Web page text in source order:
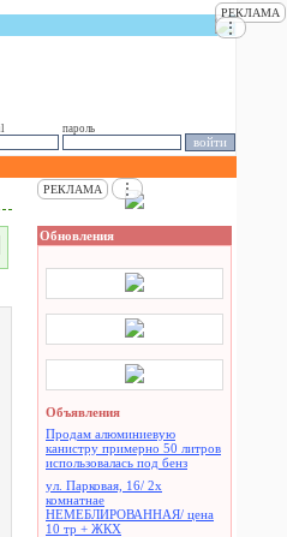
РЕКЛАМА
⋮
пароль
РЕКЛАМА ⋮
Обновления
Объявления
Продам алюминиевую
канистру примерно 50 литров
использовалась под бенз
ул. Парковая, 16/ 2х
комнатнае
НЕМЕБЛИРОВАННАЯ/ цена
10 тр + ЖКХ